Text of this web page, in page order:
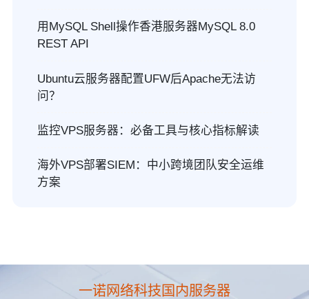
用MySQL Shell操作香港服务器MySQL 8.0
REST API
Ubuntu云服务器配置UFW后Apache无法访
问？
监控VPS服务器：必备工具与核心指标解读
海外VPS部署SIEM：中小跨境团队安全运维
方案
一诺网络科技国内服务器